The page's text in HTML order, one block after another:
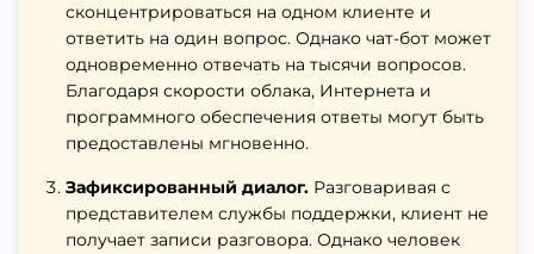
сконцентрироваться на одном клиенте и
ответить на один вопрос. Однако чат-бот может
одновременно отвечать на тысячи вопросов.
Благодаря скорости облака, Интернета и
программного обеспечения ответы могут быть
предоставлены мгновенно.
Зафиксированный диалог. Разговаривая с
представителем службы поддержки, клиент не
получает записи разговора. Однако человек